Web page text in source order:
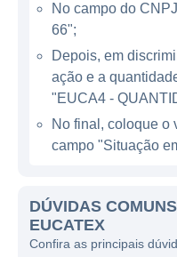
combina produção
cobertura ampla e
clientes.
um foco em
oferecendo aos
Além da atuação
Eucatex também
No campo do
66";
Depois, em
ação e a
"EUCA4 -
No final, coloque o
campo "Situação
DÚVIDAS
EUCATEX
Confira as principais